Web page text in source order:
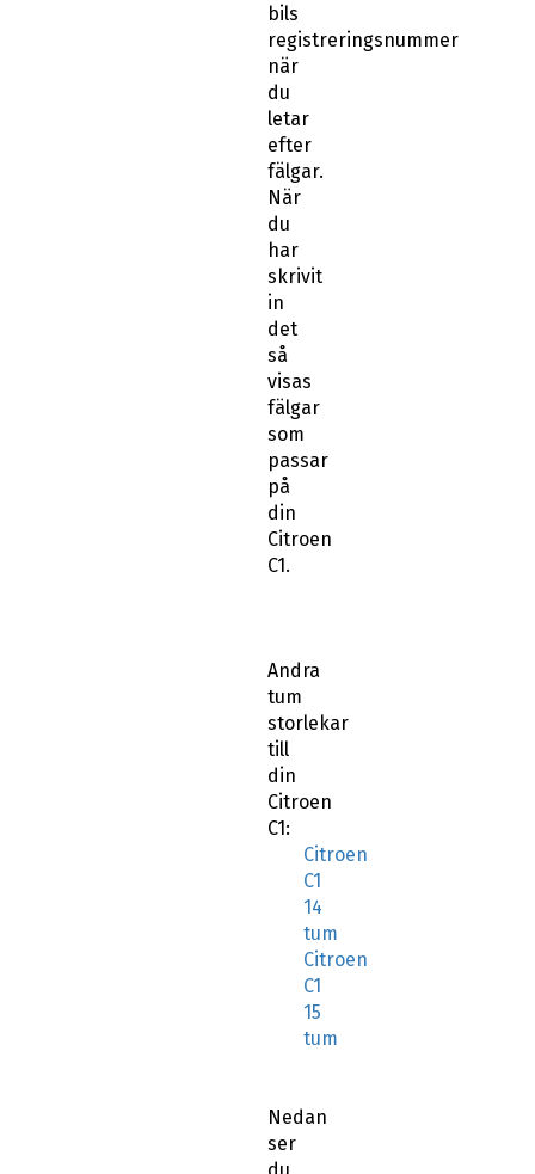
bils
registreringsnummer
när
du
letar
efter
fälgar.
När
du
har
skrivit
in
det
så
visas
fälgar
som
passar
på
din
Citroen
C1.
Andra
tum
storlekar
till
din
Citroen
C1:
Citroen
C1
14
tum
Citroen
C1
15
tum
Nedan
ser
du